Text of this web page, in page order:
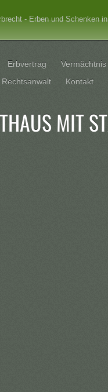
- Erben und Schenken
Erbvertrag Vermächtnis
Rechtsanwalt Kontakt
MIT